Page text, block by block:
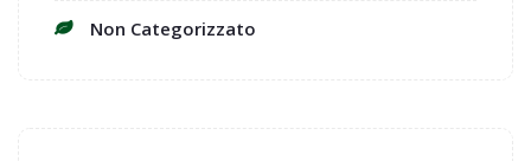
Non Categorizzato